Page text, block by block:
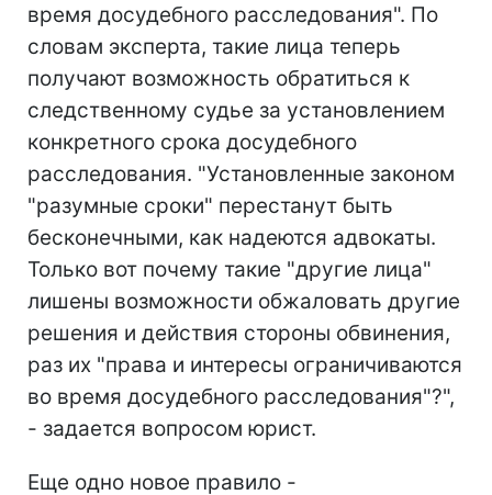
время досудебного расследования". По
словам эксперта, такие лица теперь
получают возможность обратиться к
следственному судье за установлением
конкретного срока досудебного
расследования. "Установленные законом
"разумные сроки" перестанут быть
бесконечными, как надеются адвокаты.
Только вот почему такие "другие лица"
лишены возможности обжаловать другие
решения и действия стороны обвинения,
раз их "права и интересы ограничиваются
во время досудебного расследования"?",
- задается вопросом юрист.
Еще одно новое правило -